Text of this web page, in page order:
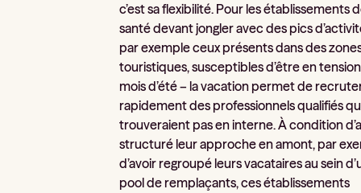
c’est sa flexibilité. Pour les établissements
santé devant jongler avec des pics
par exemple ceux présents dans des
touristiques, susceptibles d’être en
mois d’été – la vacation permet de
rapidement des professionnels qualifiés
trouveraient pas en interne. À condition
structuré leur approche en amont, par
d’avoir regroupé leurs vacataires au sein
pool de remplaçants, ces établissements